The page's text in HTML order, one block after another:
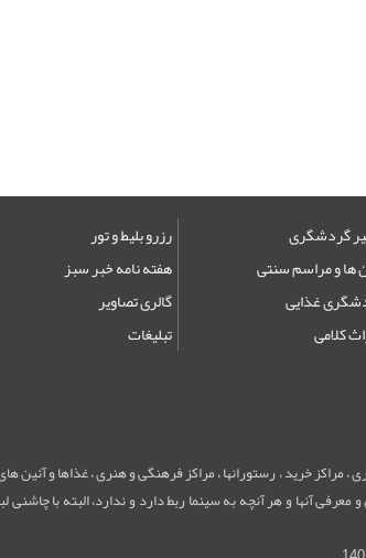
گردشگری
ها و مراسم سنتی
غذایی
کلامی
رزرو بلیط و تور
هفته نامه خبر سبز
گالری تصاویر
تبلیغات
، مراکز خرید ، رستورانها ، مراکز فرهنگی و هنری ، غذاها و
آنها و هر آنچه به سینما ربط دارد و ندارد، البته با